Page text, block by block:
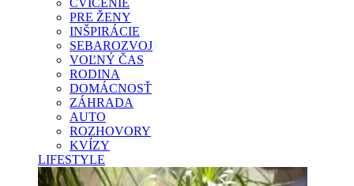
CVIČENIE
PRE ŽENY
INŠPIRÁCIE
SEBAROZVOJ
VOĽNÝ ČAS
RODINA
DOMÁCNOSŤ
ZÁHRADA
AUTO
ROZHOVORY
KVÍZY
LIFESTYLE